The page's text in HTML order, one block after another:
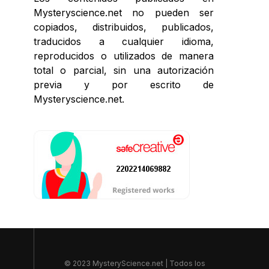
Mysteryscience.net no pueden ser
copiados, distribuidos, publicados,
traducidos a cualquier idioma,
reproducidos o utilizados de manera
total o parcial, sin una autorización
previa y por escrito de
Mysteryscience.net.
© 2023 MysteryScience.net | Todos los